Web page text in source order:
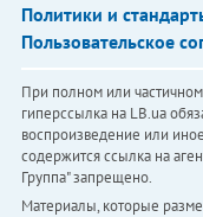
Политики и
Пользовательское
При полном или
гиперссылка на LB.ua
воспроизведение или
содержится ссылка на
Группа" запрещено.
Материалы, которые